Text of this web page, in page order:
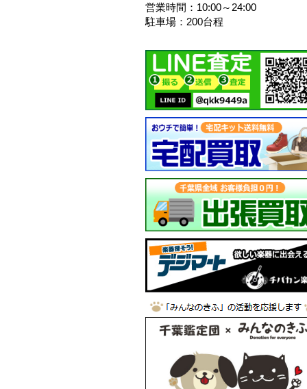
営業時間：10:00～24:00
駐車場：200台程